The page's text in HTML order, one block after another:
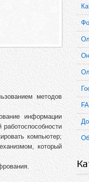
методов
информации
компьютер;
который